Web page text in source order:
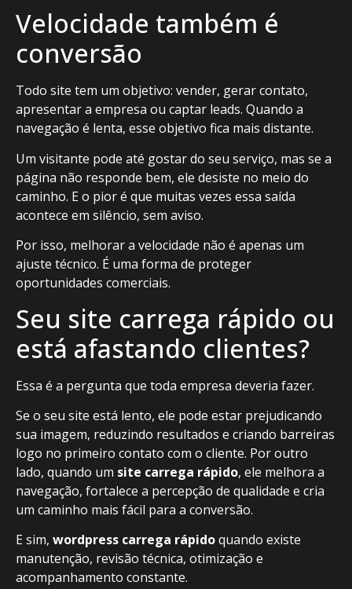
Velocidade também é
conversão
Todo site tem um objetivo: vender, gerar contato,
apresentar a empresa ou captar leads. Quando a
navegação é lenta, esse objetivo fica mais distante.
Um visitante pode até gostar do seu serviço, mas se a
página não responde bem, ele desiste no meio do
caminho. E o pior é que muitas vezes essa saída
acontece em silêncio, sem aviso.
Por isso, melhorar a velocidade não é apenas um
ajuste técnico. É uma forma de proteger
oportunidades comerciais.
Seu site carrega rápido ou
está afastando clientes?
Essa é a pergunta que toda empresa deveria fazer.
Se o seu site está lento, ele pode estar prejudicando
sua imagem, reduzindo resultados e criando barreiras
logo no primeiro contato com o cliente. Por outro
lado, quando um site carrega rápido, ele melhora a
navegação, fortalece a percepção de qualidade e cria
um caminho mais fácil para a conversão.
E sim, wordpress carrega rápidoquando existe
manutenção, revisão técnica, otimização e
acompanhamento constante.